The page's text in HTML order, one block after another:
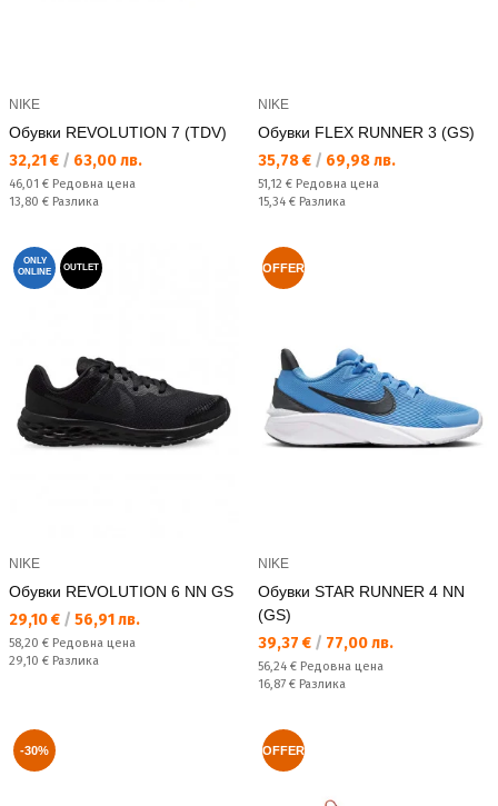
NIKE
Обувки REVOLUTION 7 (TDV)
Текуща цена:
32,21 € / 63,00 лв.
Редовна цена:
46,01 € Редовна цена
Спестявате:
13,80 € Разлика
NIKE
Обувки FLEX RUNNER 3 (GS)
Текуща цена:
35,78 € / 69,98 лв.
Редовна цена:
51,12 € Редовна цена
Спестявате:
15,34 € Разлика
ONLY
ONLINE
OUTLET
NIKE
Обувки REVOLUTION 6 NN GS
Текуща цена:
29,10 € / 56,91 лв.
Редовна цена:
58,20 € Редовна цена
Спестявате:
29,10 € Разлика
OFFER
NIKE
Обувки STAR RUNNER 4 NN
(GS)
Текуща цена:
39,37 € / 77,00 лв.
Редовна цена:
56,24 € Редовна цена
Спестявате:
16,87 € Разлика
-30% OFFER